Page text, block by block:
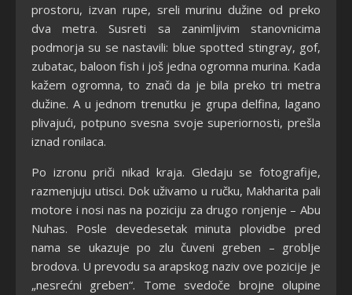
prostoru, izvan rupe, sreli murinu dužine od preko
dva metra. Susreti sa zanimljivim stanovnicima
podmorja su se nastavili: blue spotted stingray, gof,
zubatac, baloon fish i još jedna ogromna murina. Kada
kažem ogromna, to znači da je bila preko tri metra
dužine. A u jednom trenutku je grupa delfina, lagano
plivajući, potpuno svesna svoje superiornosti, prešla
iznad ronilaca.
Po izronu priči nikad kraja. Gledaju se fotografije,
razmenjuju utisci. Dok uživamo u ručku, Makharita pali
motore i nosi nas na poziciju za drugo ronjenje – Abu
Nuhas. Posle devedesetak minuta plovidbe pred
nama se ukazuje po zlu čuveni greben – groblje
brodova. U prevodu sa arapskog naziv ove pozicije je
„nesrećni greben“. Tome svedoče brojne olupine